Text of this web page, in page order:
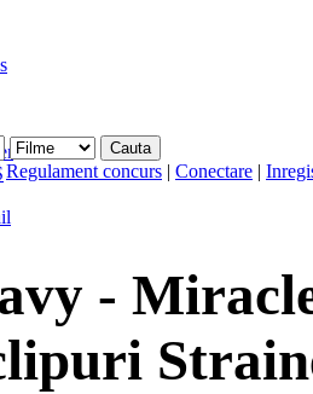
Regulament concurs | Conectare |
-